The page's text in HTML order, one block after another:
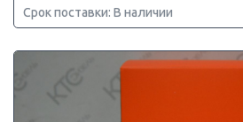
Срок поставки: В наличии